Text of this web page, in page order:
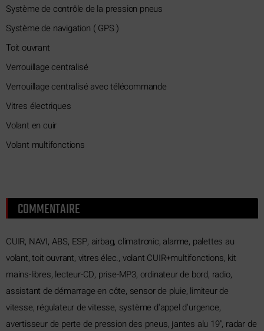
Système de contrôle de la pression pneus
Système de navigation ( GPS )
Toit ouvrant
Verrouillage centralisé
Verrouillage centralisé avec télécommande
Vitres électriques
Volant en cuir
Volant multifonctions
COMMENTAIRE
CUIR, NAVI, ABS, ESP, airbag, climatronic, alarme, palettes au
volant, toit ouvrant, vitres élec., volant CUIR+multifonctions, kit
mains-libres, lecteur-CD, prise-MP3, ordinateur de bord, radio,
assistant de démarrage en côte, sensor de pluie, limiteur de
vitesse, régulateur de vitesse, système d'appel d'urgence,
avertisseur de perte de pression des pneus, jantes alu 19", radar de